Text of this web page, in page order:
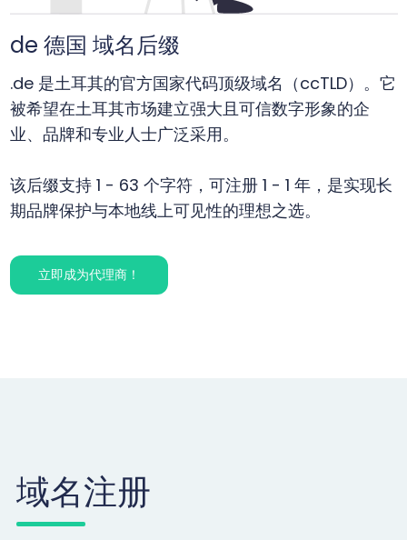
de 德国 域名后缀
.de 是土耳其的官方国家代码顶级域名（ccTLD）。它
被希望在土耳其市场建立强大且可信数字形象的企
业、品牌和专业人士广泛采用。
该后缀支持 1 - 63 个字符，可注册 1 - 1 年，是实现长
期品牌保护与本地线上可见性的理想之选。
立即成为代理商！
域名注册